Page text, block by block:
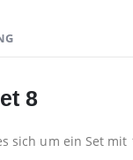
8
sich um ein Set mit